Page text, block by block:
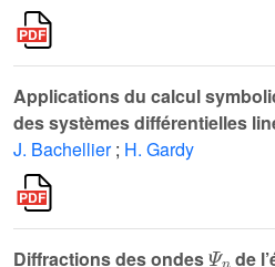
Applications du calcul
des systèmes différentielles
J. Bachellier ; H. Gardy
Diffractions des ondes
de